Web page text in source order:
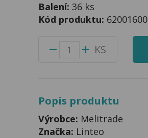
Balení: 36 ks
Kód produktu: 62001600
KS
Popis produktu
Výrobce: Melitrade
Značka: Linteo